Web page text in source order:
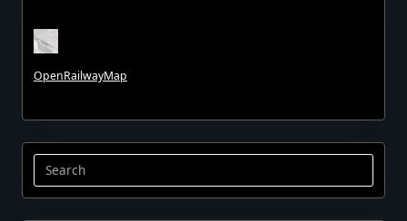
OpenRailwayMap
Search
for: